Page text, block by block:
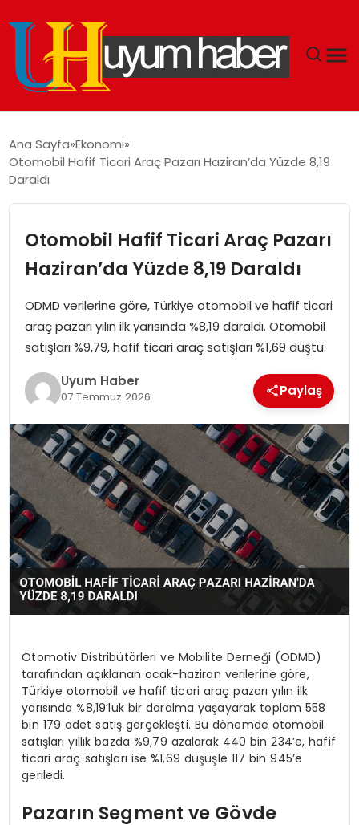
EKONOMI
TEKNOLOJI
SAĞLIK
MAGAZIN
YAŞAM
Ana Sayfa Ekonomi
Otomobil Hafif Ticari Araç Pazarı Haziran’da Yüzde 8,19
Daraldı
Otomobil Hafif Ticari Araç Pazarı
Haziran’da Yüzde 8,19 Daraldı
ODMD verilerine göre, Türkiye otomobil ve hafif ticari
araç pazarı yılın ilk yarısında %8,19 daraldı. Otomobil
satışları %9,79, hafif ticari araç satışları %1,69 düştü.
Uyum Haber
07 Temmuz 2026 Paylaş
Otomotiv Distribütörleri ve Mobilite Derneği (ODMD)
tarafından açıklanan ocak-haziran verilerine göre,
Türkiye otomobil ve hafif ticari araç pazarı yılın ilk
yarısında %8,19’luk bir daralma yaşayarak toplam 558
bin 179 adet satış gerçekleşti. Bu dönemde otomobil
satışları yıllık bazda %9,79 azalarak 440 bin 234’e, hafif
ticari araç satışları ise %1,69 düşüşle 117 bin 945’e
geriledi.
Pazarın Segment ve Gövde